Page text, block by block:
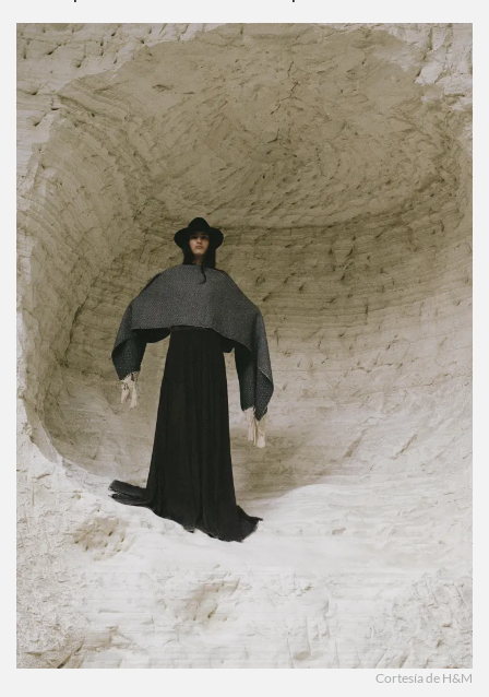
parte de la historia de la moda mexicana. H&M se une con
Lorena Saravia, diseñadora que desde hace más de una
década ha construido un universo donde el estilo
contemporáneo se mezcla con raíces profundas mexicanas.